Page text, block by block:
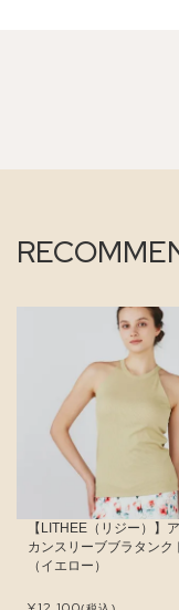
【LITHEE（リジー）】
カンスリーブブラタンク
（イエロー）